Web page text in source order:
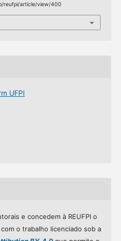
reufpi/article/view/400
UFPI
e concedem à REUFPI o
o trabalho licenciado sob a